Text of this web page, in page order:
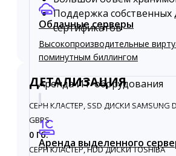
Облачные серверы
Высокопроизводительные
поминутным биллингом
Аренда ИТ-оборудования
Аренда выделенного
Поддержка собственных
сертификатов
ДЕТАЛИЗАЦИЯ
CEPH КЛАСТЕР, SSD ДИСКИ SAMSUNG
GBPS
0 Гб.
CEPH КЛАСТЕР, HDD ДИСКИ TOSHIBA